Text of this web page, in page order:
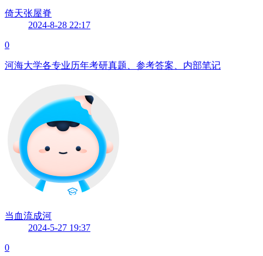
倚天张屋脊
2024-8-28 22:17
0
河海大学各专业历年考研真题、参考答案、内部笔记
当血流成河
2024-5-27 19:37
0